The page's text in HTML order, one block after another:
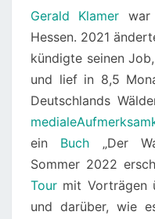
Gerald Klamer
Hessen. 2021
kündigte seinen
und lief in 8,5
Deutschlands
mediale
ein Buch „Der
Sommer 2022
Tour mit Vorträgen
und darüber, wie